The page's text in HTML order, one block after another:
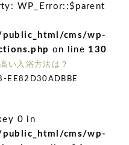
WP_Error::$parent
cms/wp-
on line 130
い入浴方法は？
EE82D30ADBBE
0 in
cms/wp-